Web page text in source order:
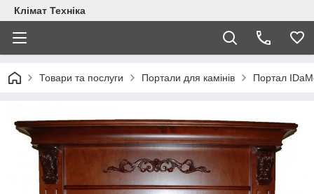
Клімат Техніка
Товари та послуги Портали для камінів Портал